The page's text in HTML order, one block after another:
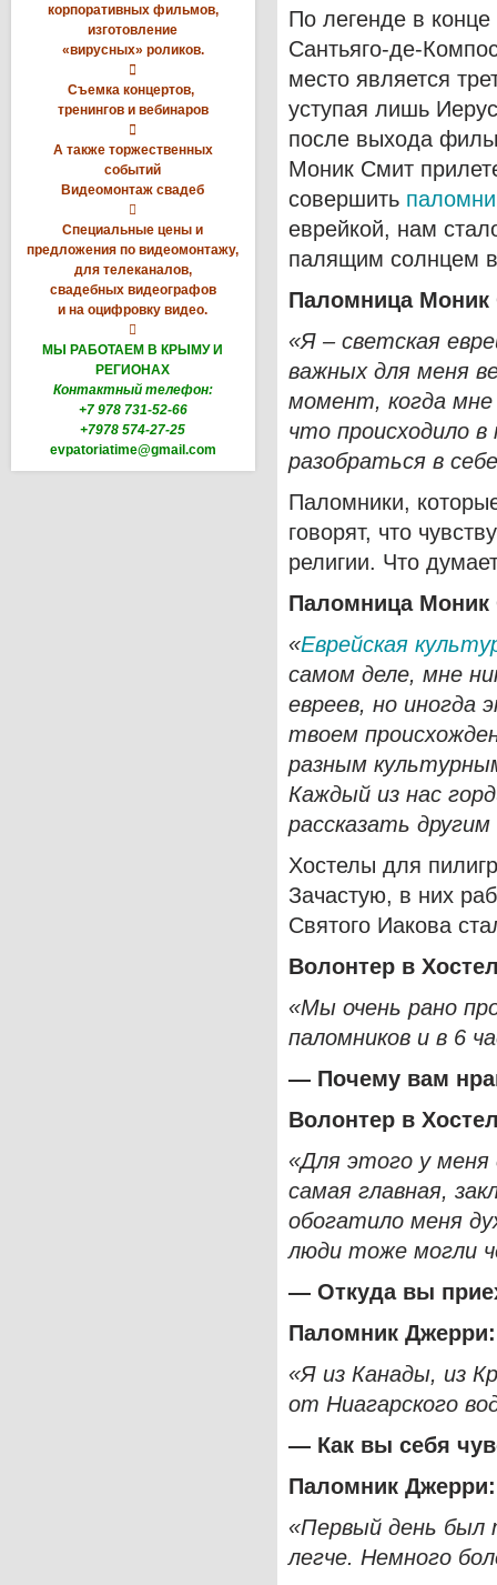
корпоративных фильмов,
изготовление
«вирусных» роликов.

Съемка концертов,
тренингов и вебинаров

А также торжественных
событий
Видеомонтаж свадеб

Специальные цены и
предложения по видеомонтажу,
для телеканалов,
свадебных видеографов
и на оцифровку видео.

МЫ РАБОТАЕМ В КРЫМУ И
РЕГИОНАХ
Контактный телефон:
+7 978 731-52-66
+7978 574-27-25
evpatoriatime@gmail.com
По легенде в
Сантьяго-де-
место является
уступая лишь
после выхода
Моник Смит
совершить
еврейкой, нам
палящим солнцем
Паломница Моник
«Я – светская
важных для меня
момент, когда
что происходило
разобраться в
Паломники,
говорят, что
религии. Что
Паломница Моник
«Еврейская
самом деле, мне
евреев, но иногда
твоем
разным
Каждый из нас
рассказать
Хостелы для
Зачастую, в них
Святого Иакова
Волонтер в
«Мы очень рано
паломников и в 6
— Почему вам
Волонтер в
«Для этого у меня
самая главная,
обогатило меня
люди тоже могли
— Откуда вы
Паломник Джерри:
«Я из Канады, из
от Ниагарского
— Как вы себя
Паломник Джерри:
«Первый день был
легче. Немного